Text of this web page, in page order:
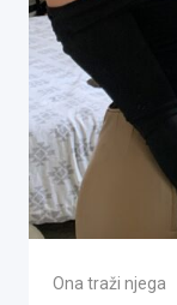
Ona traži njega